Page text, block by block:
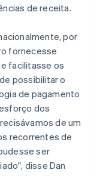
de receita.
por
fornecesse
facilitasse os
possibilitar o
de pagamento
dos
de um
recorrentes de
ser
disse Dan